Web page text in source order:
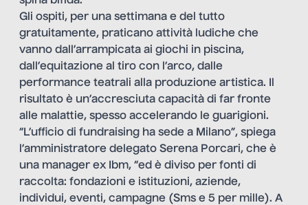
Gli ospiti, per una settimana e del tutto
gratuitamente, praticano attività ludiche che
vanno dall’arrampicata ai giochi in piscina,
dall’equitazione al tiro con l’arco, dalle
performance teatrali alla produzione artistica. Il
risultato è un’accresciuta capacità di far fronte
alle malattie, spesso accelerando le guarigioni.
“L’ufficio di fundraising ha sede a Milano”, spiega
l’amministratore delegato Serena Porcari, che è
una manager ex Ibm, “ed è diviso per fonti di
raccolta: fondazioni e istituzioni, aziende,
individui, eventi, campagne (Sms e 5 per mille). A